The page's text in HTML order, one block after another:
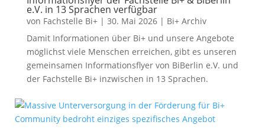
e.V. in 13 Sprachen verfügbar
von Fachstelle Bi+| 30. Mai 2026| Bi+ Archiv
Damit Informationen über Bi+ und unsere Angebote
möglichst viele Menschen erreichen, gibt es unseren
gemeinsamen Informationsflyer von BiBerlin e.V. und
der Fachstelle Bi+ inzwischen in 13 Sprachen.